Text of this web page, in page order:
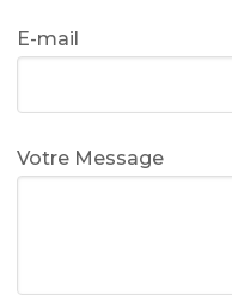
E-mail
Votre Message